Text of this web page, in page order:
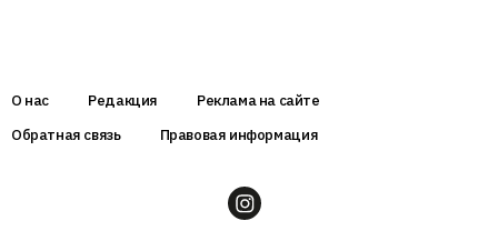
О нас Редакция
Реклама на сайте
Обратная связь
Правовая информация